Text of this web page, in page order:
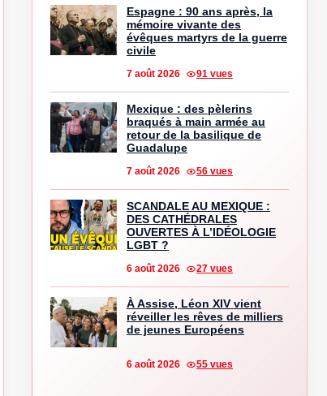
Espagne : 90 ans après, la
mémoire vivante des
évêques martyrs de la guerre
civile
7 août 2026 91 vues
Mexique : des pèlerins
braqués à main armée au
retour de la basilique de
Guadalupe
7 août 2026 56 vues
SCANDALE AU MEXIQUE :
DES CATHÉDRALES
OUVERTES À L’IDÉOLOGIE
LGBT ?
6 août 2026 27 vues
À Assise, Léon XIV vient
réveiller les rêves de milliers
de jeunes Européens
6 août 2026 55 vues